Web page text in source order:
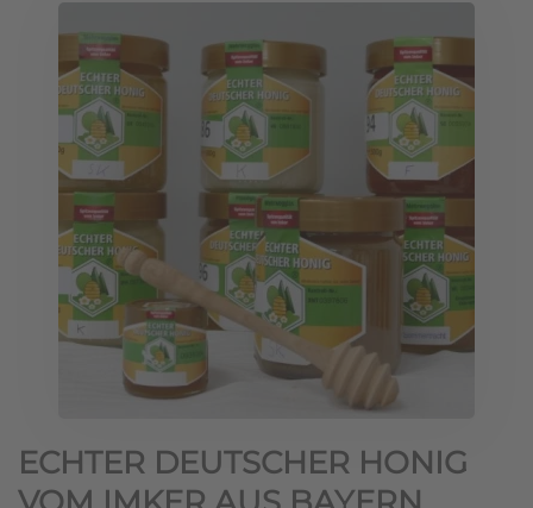
ECHTER DEUTSCHER HONIG